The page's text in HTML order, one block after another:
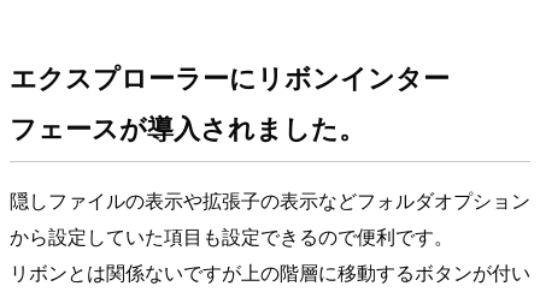
エクスプローラーにリボンインター
フェースが導入されました。
隠しファイルの表示や拡張子の表示などフォルダオプション
から設定していた項目も設定できるので便利です。
リボンとは関係ないですが上の階層に移動するボタンが付い